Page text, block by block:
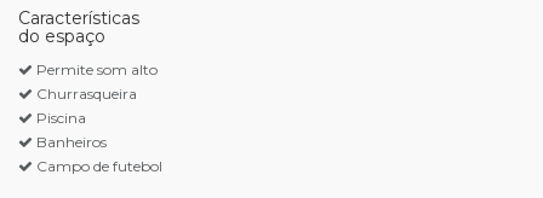
Características
do espaço
Permite som alto
Churrasqueira
Piscina
Banheiros
Campo de futebol